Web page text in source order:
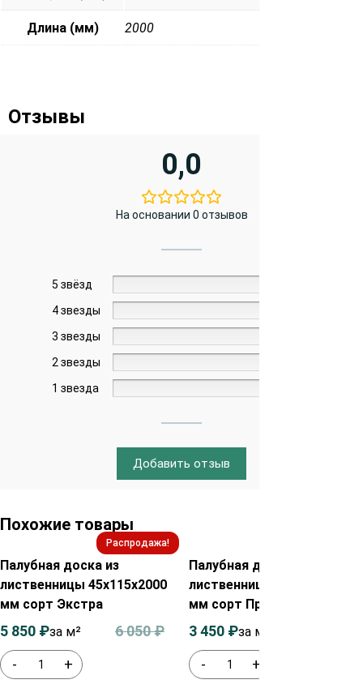
Длина (мм) 2000
Отзывы
0,0
На основании 0 отзывов
5 звёзд
4 звезды
3 звезды
2 звезды
1 звезда
Добавить отзыв
Похожие товары
Распродажа!
Палубная доска из
лиственницы 45х115х2000
мм сорт Экстра
- +
6 050₽
5 850 ₽за м²
Палубная доска из
лиственницы 35х115х2000
мм сорт Прима
- +
3 450 ₽за м²